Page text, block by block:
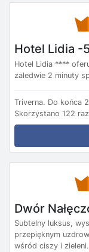
Hotel Lidia -
Hotel Lidia ****
zaledwie 2 minuty
Triverna. Do końca
Skorzystano 122
Dwór
Subtelny luksus,
przepięknym
wśród ciszy i zieleni.